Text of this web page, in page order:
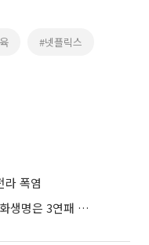
#넷플릭스
폭염
젠지, 풀세트 끝 한화생명 제압⋯한화생명은 3연패 수렁